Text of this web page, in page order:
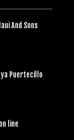
And Sons
Puertecillo
line